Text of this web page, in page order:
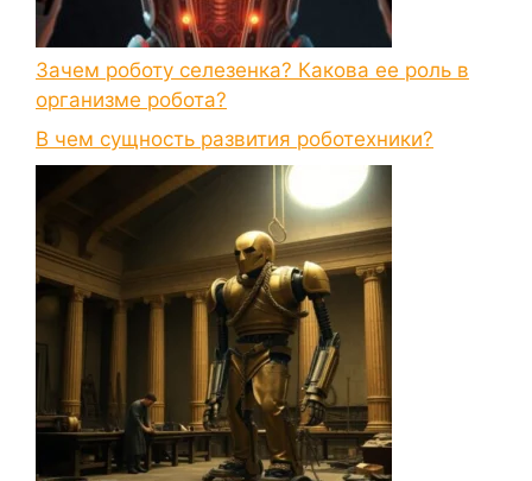
Зачем роботу селезенка? Какова ее роль в
организме робота?
В чем сущность развития роботехники?